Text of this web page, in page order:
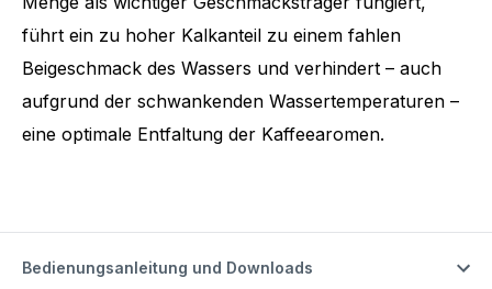
führt ein zu hoher Kalkanteil zu einem fahlen
Beigeschmack des Wassers und verhindert – auch
aufgrund der schwankenden Wassertemperaturen –
eine optimale Entfaltung der Kaffeearomen.
Bedienungsanleitung und Downloads